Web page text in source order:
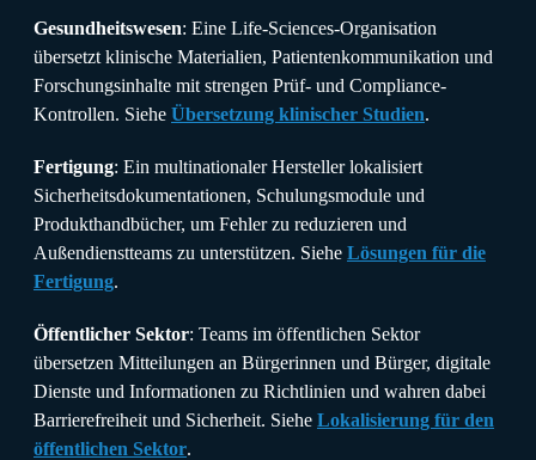
Gesundheitswesen: Eine Life-Sciences-Organisation
übersetzt klinische Materialien, Patientenkommunikation und
Forschungsinhalte mit strengen Prüf- und Compliance-
Kontrollen. Siehe Übersetzung klinischer Studien.
Fertigung: Ein multinationaler Hersteller lokalisiert
Sicherheitsdokumentationen, Schulungsmodule und
Produkthandbücher, um Fehler zu reduzieren und
Außendienstteams zu unterstützen. Siehe Lösungen für die
Fertigung.
Öffentlicher Sektor: Teams im öffentlichen Sektor
übersetzen Mitteilungen an Bürgerinnen und Bürger, digitale
Dienste und Informationen zu Richtlinien und wahren dabei
Barrierefreiheit und Sicherheit. Siehe Lokalisierung für den
öffentlichen Sektor.